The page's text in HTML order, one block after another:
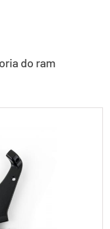
teraz w
Cable
do ram